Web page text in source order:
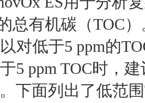
总有机碳（TOC
对低于5 ppm的
5 ppm TOC时，
下面列出了低范